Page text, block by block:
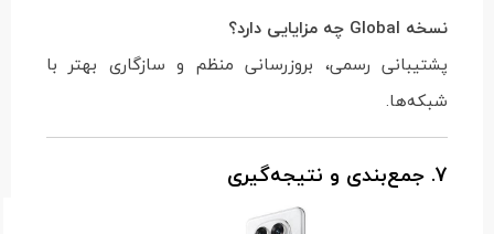
نسخه Global چه مزایایی دارد؟
پشتیبانی رسمی، بروزرسانی منظم و سازگاری بهتر با
شبکه‌ها.
7. جمع‌بندی و نتیجه‌گیری